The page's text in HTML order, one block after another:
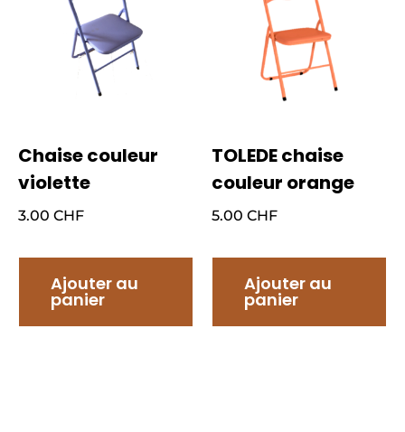
Chaise couleur
violette
3.00 CHF
Ajouter au
panier
TOLEDE chaise
couleur orange
5.00 CHF
Ajouter au
panier